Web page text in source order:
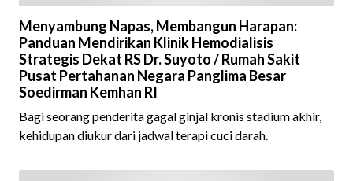
Menyambung Napas, Membangun Harapan:
Panduan Mendirikan Klinik Hemodialisis
Strategis Dekat RS Dr. Suyoto / Rumah Sakit
Pusat Pertahanan Negara Panglima Besar
Soedirman Kemhan RI
Bagi seorang penderita gagal ginjal kronis stadium akhir,
kehidupan diukur dari jadwal terapi cuci darah.